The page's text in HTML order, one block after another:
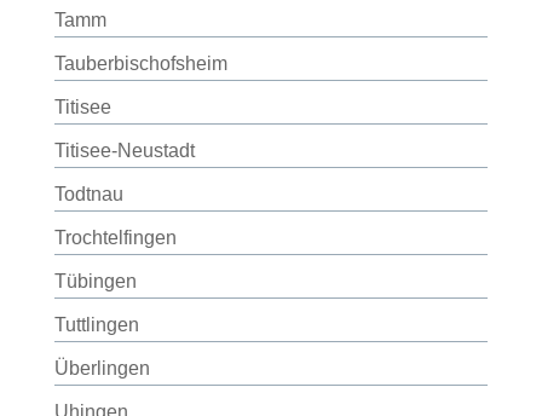
Tamm
Tauberbischofsheim
Titisee
Titisee-Neustadt
Todtnau
Trochtelfingen
Tübingen
Tuttlingen
Überlingen
Uhingen